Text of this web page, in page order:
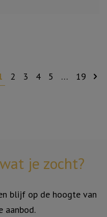
2 3 4 5 … 19
je zocht?
blijf op de hoogte van
aanbod.